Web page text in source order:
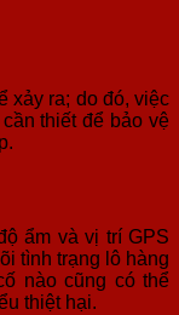
xảy ra; do đó, việc
thiết để bảo vệ
ẩm và vị trí GPS
tình trạng lô hàng
nào cũng có thể
thiệt hại.